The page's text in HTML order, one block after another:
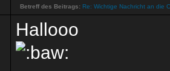
Betreff des Beitrags: Re: Wichtige Nachricht an die
Hallooo